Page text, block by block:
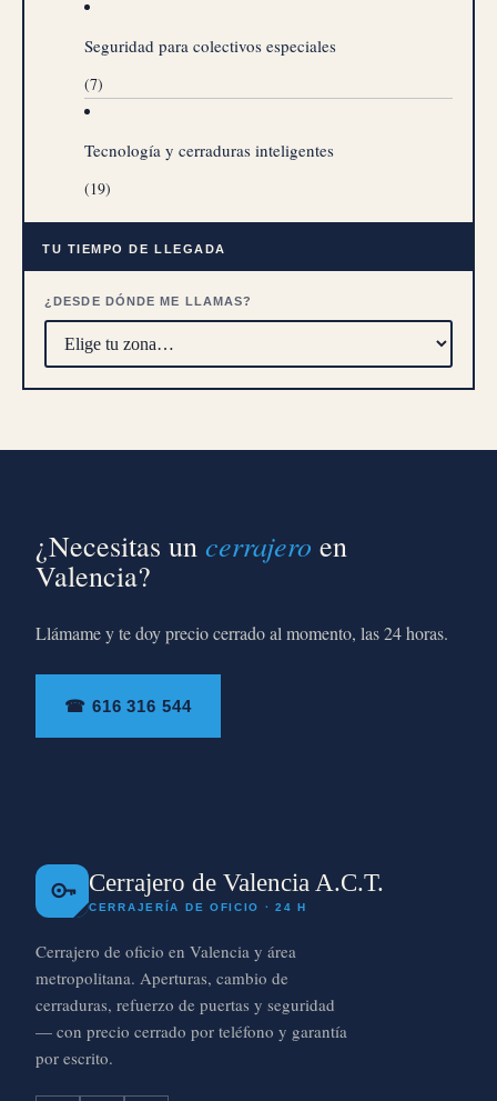
Seguridad para colectivos especiales
(7)
Tecnología y cerraduras inteligentes
(19)
TU TIEMPO DE LLEGADA
¿DESDE DÓNDE ME LLAMAS?
¿Necesitas un cerrajero en
Valencia?
Llámame y te doy precio cerrado al momento, las 24 horas.
☎ 616 316 544
Cerrajero de Valencia A.C.T.
CERRAJERÍA DE OFICIO · 24 H
Cerrajero de oficio en Valencia y área
metropolitana. Aperturas, cambio de
cerraduras, refuerzo de puertas y seguridad
— con precio cerrado por teléfono y garantía
por escrito.